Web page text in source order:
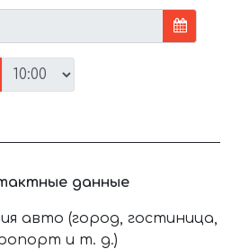
данные
авто (город, гостиница,
и т. д.)